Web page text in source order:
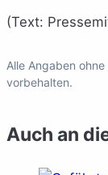
(Text:
Alle Angaben
vorbehalten.
Auch an